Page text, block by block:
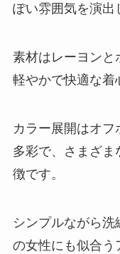
ぽい雰囲気を演出
素材はレーヨンと
軽やかで快適な着
カラー展開はオフ
多彩で、さまざ
徴です。
シンプルながら
の女性にも似合う